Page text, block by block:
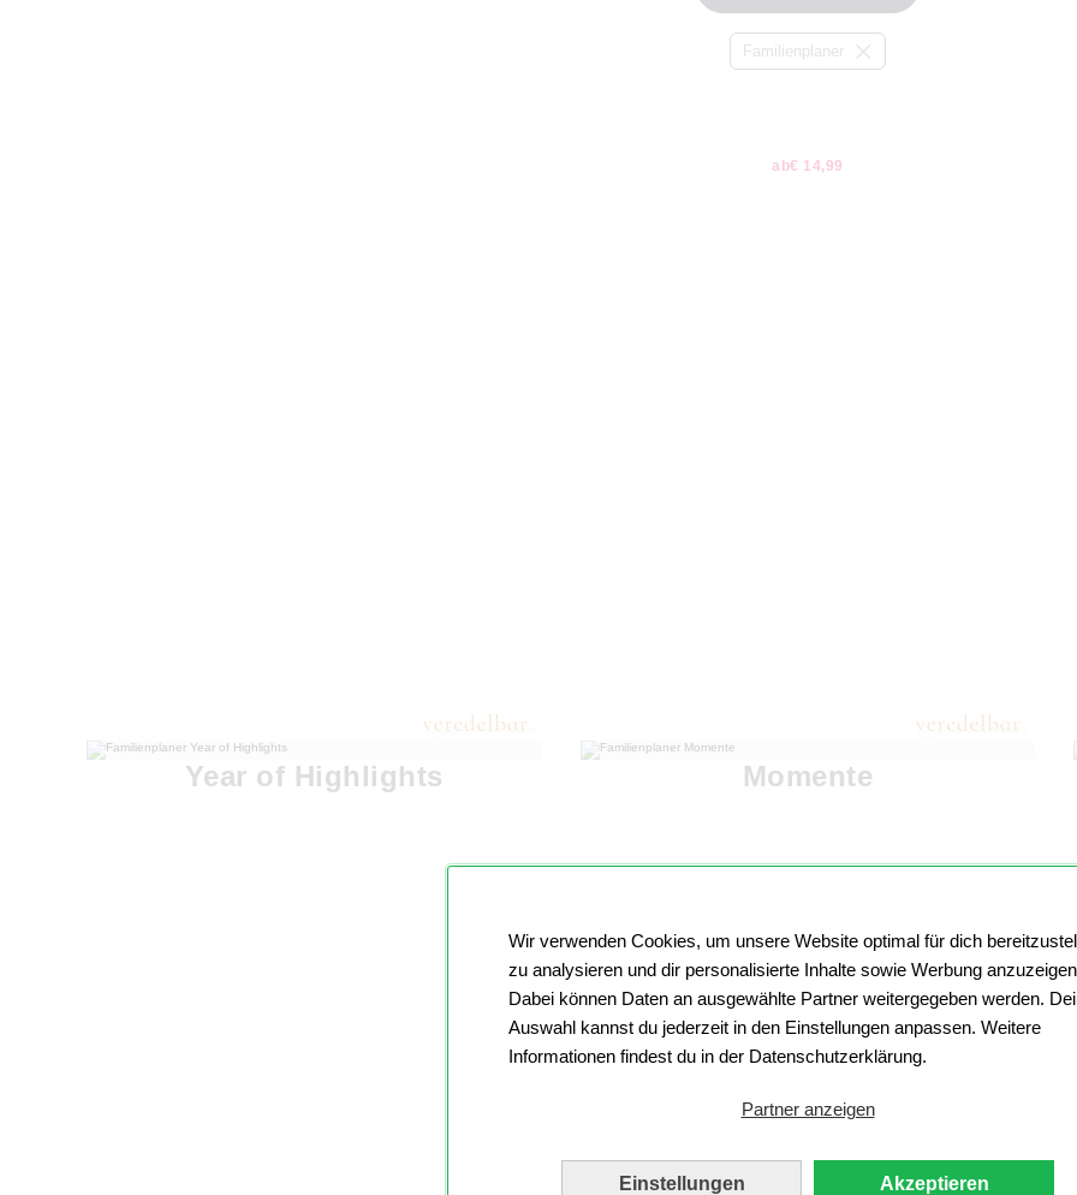
Wir verwenden Cookies, um unsere Website optimal für dich
zu analysieren und dir personalisierte Inhalte sowie Werbung
Dabei können Daten an ausgewählte Partner weitergegeben werden.
Auswahl kannst du jederzeit in den Einstellungen anpassen. Weitere
Informationen findest du in der Datenschutzerklärung.
Partner anzeigen
Einstellungen Akzeptieren
Familienplaner
ab€ 14,99
Year of Highlights Momente